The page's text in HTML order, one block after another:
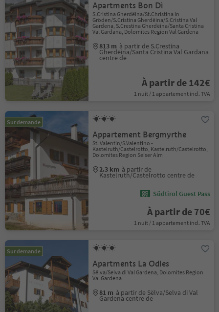
Apartments Bon Dì
S.Cristina Gherdëina/St.Christina in
Gröden/S.Cristina Gherdëina/S.Cristina Val
Gardena, S.Crestina Gherdëina/Santa Cristina
Val Gardana, Dolomites Region Val Gardena
813 m à partir de S.Crestina
Gherdëina/Santa Cristina Val Gardana
centre de
À partir de 142€
1 nuit / 1 appartement incl. TVA
Sur demande
Appartement Bergmyrthe
St. Valentin/S.Valentino -
Kastelruth/Castelrotto, Kastelruth/Castelrotto,
Dolomites Region Seiser Alm
2.3 km à partir de
Kastelruth/Castelrotto centre de
Südtirol Guest Pass
À partir de 70€
1 nuit / 1 appartement incl. TVA
Sur demande
Apartments La Odles
Sëlva/Selva di Val Gardena, Dolomites Region
Val Gardena
81 m à partir de Sëlva/Selva di Val
Gardena centre de